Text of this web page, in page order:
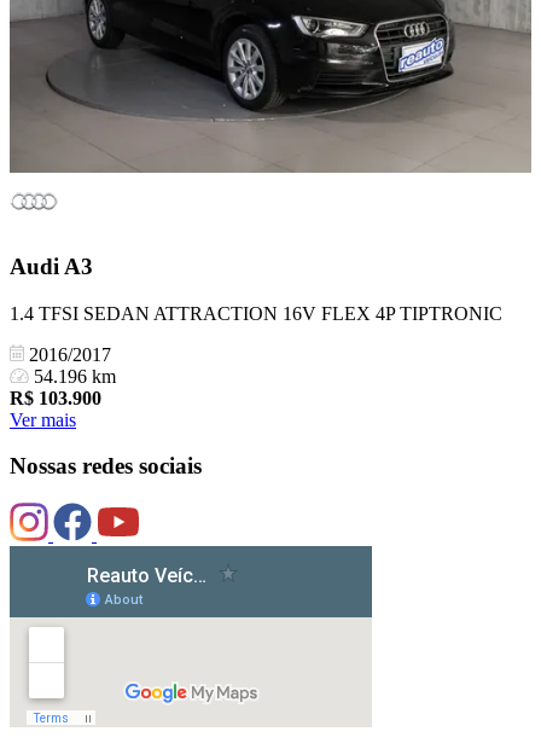
Audi A3
1.4 TFSI SEDAN ATTRACTION 16V FLEX 4P TIPTRONIC
2016/2017
54.196 km
R$ 103.900
Ver mais
Nossas redes sociais